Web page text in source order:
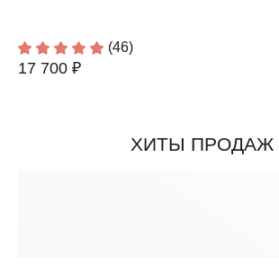
(46)
17 700 ₽
ХИТЫ ПРОДАЖ